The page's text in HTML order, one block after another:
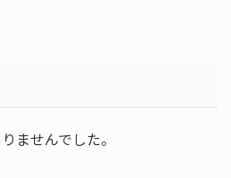
ませんでした。